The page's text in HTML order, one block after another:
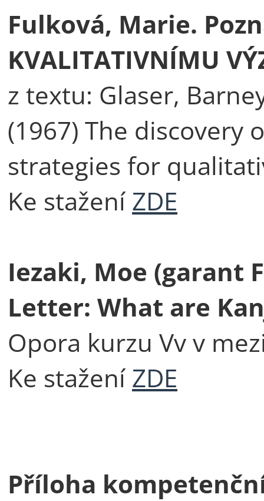
Fulková, Marie.
KVALITATIVNÍMU
z textu: Glaser,
(1967) The discovery
strategies for
Ke staženíZDE
Iezaki, Moe (garant
Letter: What are
Opora kurzu Vv v
Ke staženíZDE
Příloha